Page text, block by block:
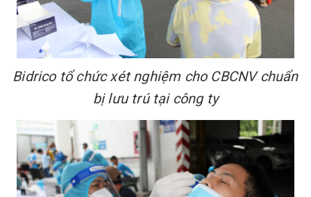
Bidrico tổ chức xét nghiệm cho CBCNV chuẩn
bị lưu trú tại công ty